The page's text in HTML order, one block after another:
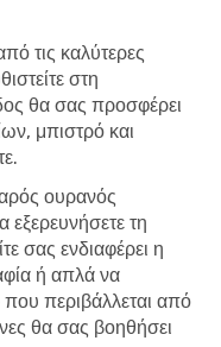
τις καλύτερες
στη
θα σας προσφέρει
μπιστρό και
ουρανός
εξερευνήσετε τη
σας ενδιαφέρει η
ή απλά να
περιβάλλεται από
θα σας βοηθήσει